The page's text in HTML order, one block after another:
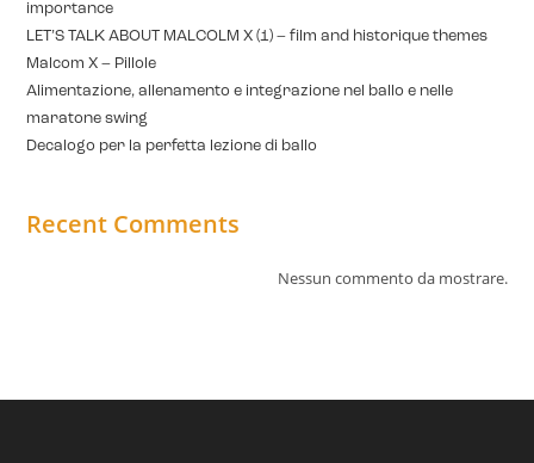
importance
LET’S TALK ABOUT MALCOLM X (1) – film and historique themes
Malcom X – Pillole
Alimentazione, allenamento e integrazione nel ballo e nelle
maratone swing
Decalogo per la perfetta lezione di ballo
Recent Comments
Nessun commento da mostrare.